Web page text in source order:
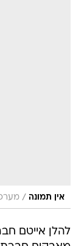
אין תמונה /
להלן אייטם